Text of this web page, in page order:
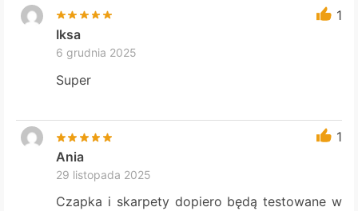
1
Iksa
6 grudnia 2025
Super
1
Ania
29 listopada 2025
Czapka i skarpety dopiero będą testowane w